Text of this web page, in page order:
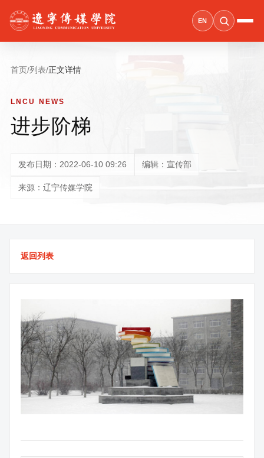
EN
首页/列表/正文详情
LNCU NEWS
进步阶梯
发布日期：2022-06-10 09:26 编辑：宣传部
来源：辽宁传媒学院
返回列表